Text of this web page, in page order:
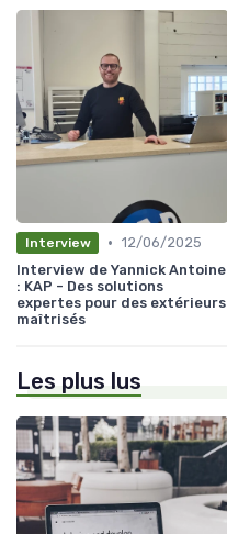
Interview • 12/06/2025
Interview de Yannick Antoine
: KAP - Des solutions
expertes pour des extérieurs
maîtrisés
Les plus lus